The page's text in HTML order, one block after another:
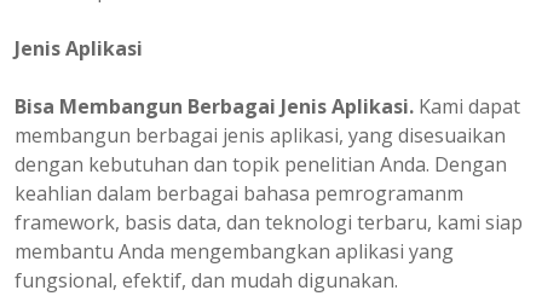
Jenis Aplikasi
Bisa Membangun Berbagai Jenis Aplikasi. Kami dapat
membangun berbagai jenis aplikasi, yang disesuaikan
dengan kebutuhan dan topik penelitian Anda. Dengan
keahlian dalam berbagai bahasa pemrogramanm
framework, basis data, dan teknologi terbaru, kami siap
membantu Anda mengembangkan aplikasi yang
fungsional, efektif, dan mudah digunakan.